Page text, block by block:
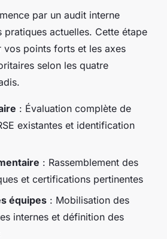
par un audit interne
actuelles. Cette étape
points forts et les axes
selon les quatre
: Évaluation complète de
existantes et identification
: Rassemblement des
et certifications pertinentes
équipes : Mobilisation des
internes et définition des